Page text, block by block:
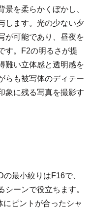
を柔らかくぼかし、
します。光の少ない夕
が可能であり、昼夜を
す。F2の明るさが提
難い立体感と透明感を
らも被写体のディテー
象に残る写真を撮影す
最小絞りはF16で、
シーンで役立ちます。
にピントが合ったシャ